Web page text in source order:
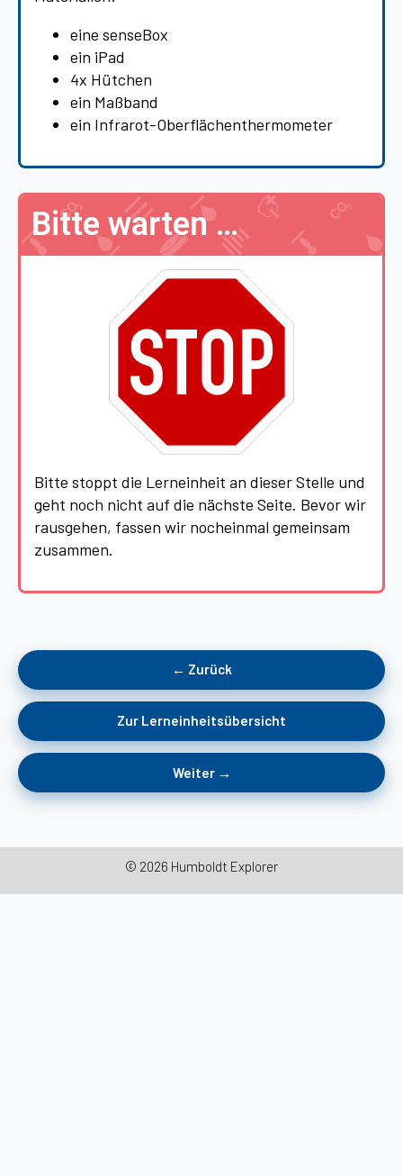
eine senseBox
ein iPad
4x Hütchen
ein Maßband
ein Infrarot-Oberflächenthermometer
Bitte warten …
Bitte stoppt die Lerneinheit an dieser Stelle und
geht noch nicht auf die nächste Seite. Bevor wir
rausgehen, fassen wir nocheinmal gemeinsam
zusammen.
← Zurück
Zur Lerneinheitsübersicht
Weiter →
© 2026 Humboldt Explorer